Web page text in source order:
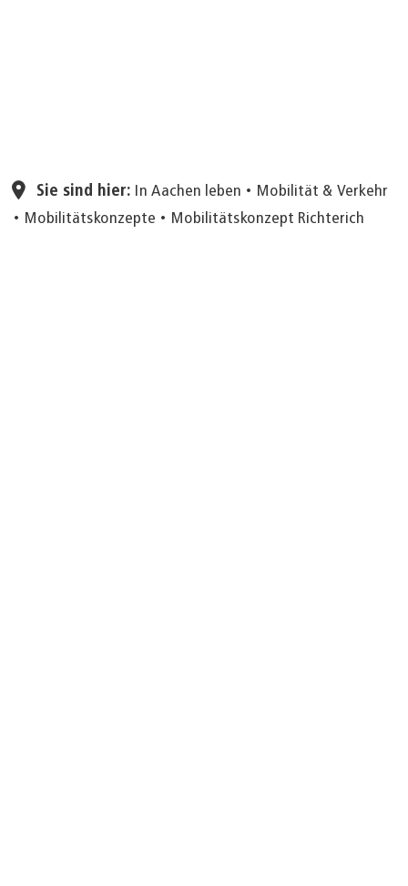
Sie sind hier: In Aachen leben
Mobilität & Verkehr
Mobilitätskonzepte
Mobilitätskonzept Richterich